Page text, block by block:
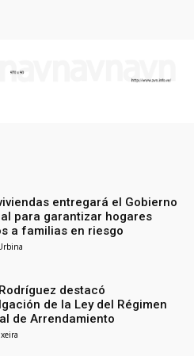
entregará el Gobierno
para garantizar hogares
a familias en riesgo
destacó
de la Ley del Régimen
de Arrendamiento